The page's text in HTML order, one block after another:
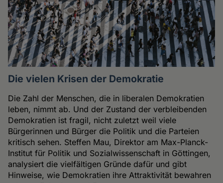
Die vielen Krisen der Demokratie
Die Zahl der Menschen, die in liberalen Demokratien
leben, nimmt ab. Und der Zustand der verbleibenden
Demokratien ist fragil, nicht zuletzt weil viele
Bürgerinnen und Bürger die Politik und die Parteien
kritisch sehen. Steffen Mau, Direktor am Max-Planck-
Institut für Politik und Sozialwissenschaft in Göttingen,
analysiert die vielfältigen Gründe dafür und gibt
Hinweise, wie Demokratien ihre Attraktivität bewahren